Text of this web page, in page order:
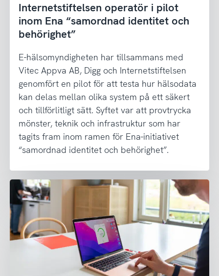
Internetstiftelsen operatör i pilot
inom Ena “samordnad identitet och
behörighet”
E-hälsomyndigheten har tillsammans med
Vitec Appva AB, Digg och Internetstiftelsen
genomfört en pilot för att testa hur hälsodata
kan delas mellan olika system på ett säkert
och tillförlitligt sätt. Syftet var att provtrycka
mönster, teknik och infrastruktur som har
tagits fram inom ramen för Ena-initiativet
“samordnad identitet och behörighet”.